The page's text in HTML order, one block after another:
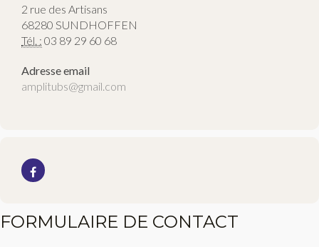
2 rue des Artisans
68280 SUNDHOFFEN
Tél. : 03 89 29 60 68
Adresse email
amplitubs@gmail.com
FORMULAIRE DE CONTACT